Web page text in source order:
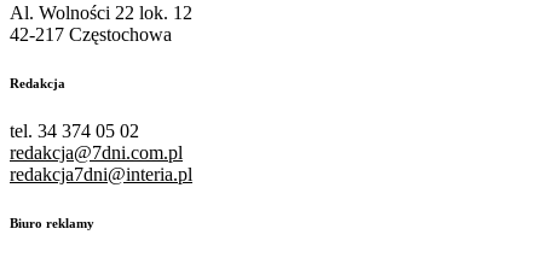
Al. Wolności 22 lok. 12
42-217 Częstochowa
Redakcja
tel. 34 374 05 02
redakcja@7dni.com.pl
redakcja7dni@interia.pl
Biuro reklamy